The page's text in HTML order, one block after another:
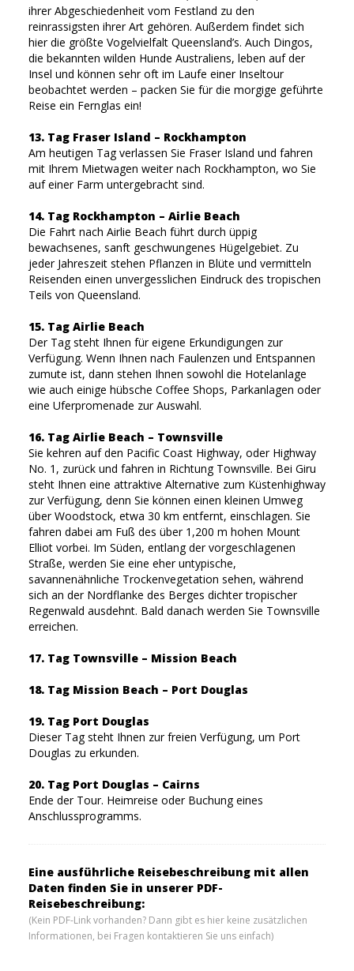
ihrer Abgeschiedenheit vom Festland zu den
reinrassigsten ihrer Art gehören. Außerdem findet sich
hier die größte Vogelvielfalt Queensland’s. Auch Dingos,
die bekannten wilden Hunde Australiens, leben auf der
Insel und können sehr oft im Laufe einer Inseltour
beobachtet werden – packen Sie für die morgige geführte
Reise ein Fernglas ein!
13. Tag Fraser Island – Rockhampton
Am heutigen Tag verlassen Sie Fraser Island und fahren
mit Ihrem Mietwagen weiter nach Rockhampton, wo Sie
auf einer Farm untergebracht sind.
14. Tag Rockhampton – Airlie Beach
Die Fahrt nach Airlie Beach führt durch üppig
bewachsenes, sanft geschwungenes Hügelgebiet. Zu
jeder Jahreszeit stehen Pflanzen in Blüte und vermitteln
Reisenden einen unvergesslichen Eindruck des tropischen
Teils von Queensland.
15. Tag Airlie Beach
Der Tag steht Ihnen für eigene Erkundigungen zur
Verfügung. Wenn Ihnen nach Faulenzen und Entspannen
zumute ist, dann stehen Ihnen sowohl die Hotelanlage
wie auch einige hübsche Coffee Shops, Parkanlagen oder
eine Uferpromenade zur Auswahl.
16. Tag Airlie Beach – Townsville
Sie kehren auf den Pacific Coast Highway, oder Highway
No. 1, zurück und fahren in Richtung Townsville. Bei Giru
steht Ihnen eine attraktive Alternative zum Küstenhighway
zur Verfügung, denn Sie können einen kleinen Umweg
über Woodstock, etwa 30 km entfernt, einschlagen. Sie
fahren dabei am Fuß des über 1,200 m hohen Mount
Elliot vorbei. Im Süden, entlang der vorgeschlagenen
Straße, werden Sie eine eher untypische,
savannenähnliche Trockenvegetation sehen, während
sich an der Nordflanke des Berges dichter tropischer
Regenwald ausdehnt. Bald danach werden Sie Townsville
erreichen.
17. Tag Townsville – Mission Beach
18. Tag Mission Beach – Port Douglas
19. Tag Port Douglas
Dieser Tag steht Ihnen zur freien Verfügung, um Port
Douglas zu erkunden.
20. Tag Port Douglas – Cairns
Ende der Tour. Heimreise oder Buchung eines
Anschlussprogramms.
Eine ausführliche Reisebeschreibung mit allen
Daten finden Sie in unserer PDF-
Reisebeschreibung:
(Kein PDF-Link vorhanden? Dann gibt es hier keine zusätzlichen
Informationen, bei Fragen kontaktieren Sie uns einfach)